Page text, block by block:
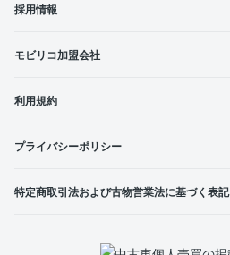
採用情報
モビリコ加盟会社
利用規約
プライバシーポリシー
特定商取引法および古物営業法に基づく表記